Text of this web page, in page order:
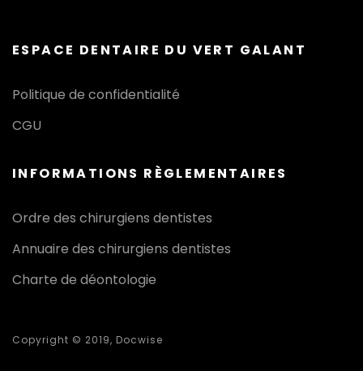
ESPACE DENTAIRE DU VERT GALANT
Politique de confidentialité
CGU
INFORMATIONS RÈGLEMENTAIRES
Ordre des chirurgiens dentistes
Annuaire des chirurgiens dentistes
Charte de déontologie
Copyright © 2019, Docwise